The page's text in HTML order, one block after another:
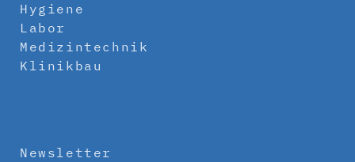
Hygiene
Labor
Medizintechnik
Klinikbau
Newsletter